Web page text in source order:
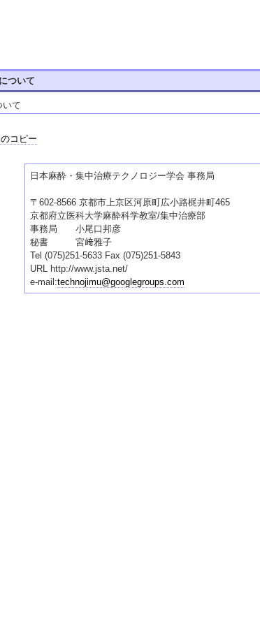
ついて
いて
コピー
日本麻酔・集中治療テクノロジー学会 事務局
〒602-8566 京都市上京区河原町広小路梶井町465
京都府立医科大学麻酔科学教室/集中治療部
事務局 小尾口邦彦
秘書 宮﨑雅子
Tel (075)251-5633 Fax (075)251-5843
URL http://www.jsta.net/
e-mail:technojimu@googlegroups.com